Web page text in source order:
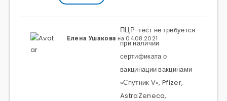
Елена Ушакова на 04.08.2021
ПЦР-тест не требуется
при наличии
сертификата о
вакцинации вакцинами
«Спутник V», Pfizer,
AstraZeneca,